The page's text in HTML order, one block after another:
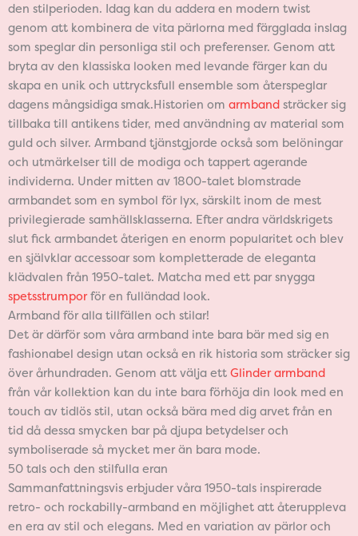
den stilperioden. Idag kan du addera en modern twist
genom att kombinera de vita pärlorna med färgglada inslag
som speglar din personliga stil och preferenser. Genom att
bryta av den klassiska looken med levande färger kan du
skapa en unik och uttrycksfull ensemble som återspeglar
dagens mångsidiga smak.Historien om armband sträcker sig
tillbaka till antikens tider, med användning av material som
guld och silver. Armband tjänstgjorde också som belöningar
och utmärkelser till de modiga och tappert agerande
individerna. Under mitten av 1800-talet blomstrade
armbandet som en symbol för lyx, särskilt inom de mest
privilegierade samhällsklasserna. Efter andra världskrigets
slut fick armbandet återigen en enorm popularitet och blev
en självklar accessoar som kompletterade de eleganta
klädvalen från 1950-talet. Matcha med ett par snygga
spetsstrumporför en fulländad look.
Armband för alla tillfällen och stilar!
Det är därför som våra armband inte bara bär med sig en
fashionabel design utan också en rik historia som sträcker sig
över århundraden. Genom att välja ett Glinder armband
från vår kollektion kan du inte bara förhöja din look med en
touch av tidlös stil, utan också bära med dig arvet från en
tid då dessa smycken bar på djupa betydelser och
symboliserade så mycket mer än bara mode.
50 tals och den stilfulla eran
Sammanfattningsvis erbjuder våra 1950-tals inspirerade
retro- och rockabilly-armband en möjlighet att återuppleva
en era av stil och elegans. Med en variation av pärlor och